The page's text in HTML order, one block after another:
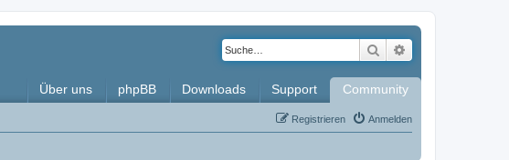
Suche
Über uns phpBB Downloads Support Community
Anmelden
Registrieren